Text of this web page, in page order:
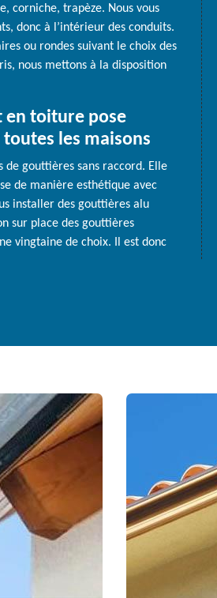
corniche, trapèze. Nous vous
donc à l’intérieur des conduits.
ou rondes suivant le choix des
nous mettons à la disposition
en toiture pose
les maisons
gouttières sans raccord. Elle
de manière esthétique avec
installer des gouttières alu
sur place des gouttières
vingtaine de choix. Il est donc